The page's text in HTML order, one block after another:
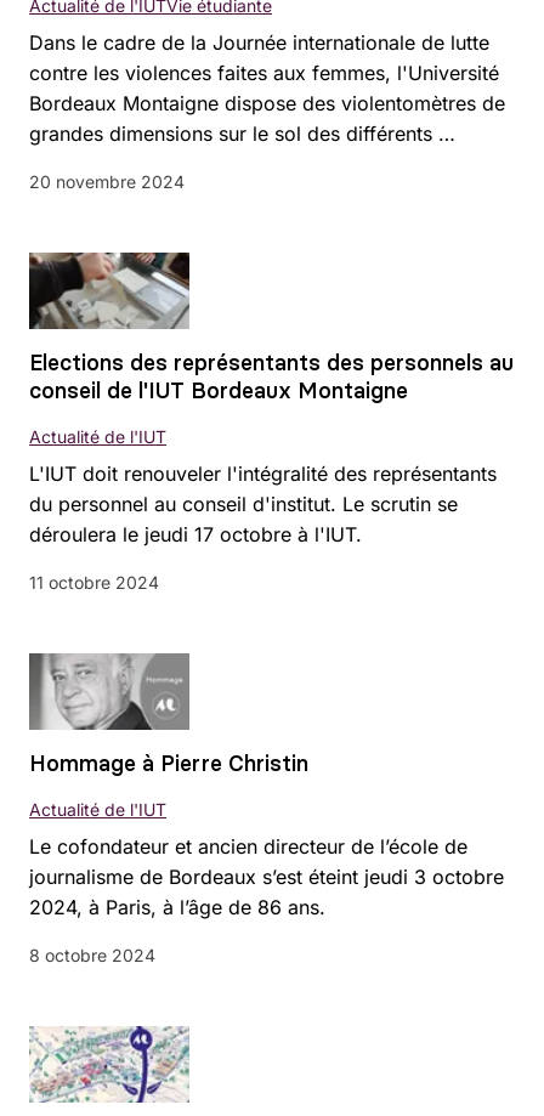
Dans le cadre de la Journée internationale de lutte
contre les violences faites aux femmes, l'Université
Bordeaux Montaigne dispose des violentomètres de
grandes dimensions sur le sol des différents …
Actualité de l'IUTVie étudiante
20 novembre 2024
Elections des représentants des personnels au
conseil de l'IUT Bordeaux Montaigne
L'IUT doit renouveler l'intégralité des représentants
du personnel au conseil d'institut. Le scrutin se
déroulera le jeudi 17 octobre à l'IUT.
Actualité de l'IUT
11 octobre 2024
Hommage à Pierre Christin
Le cofondateur et ancien directeur de l’école de
journalisme de Bordeaux s’est éteint jeudi 3 octobre
2024, à Paris, à l’âge de 86 ans.
Actualité de l'IUT
8 octobre 2024